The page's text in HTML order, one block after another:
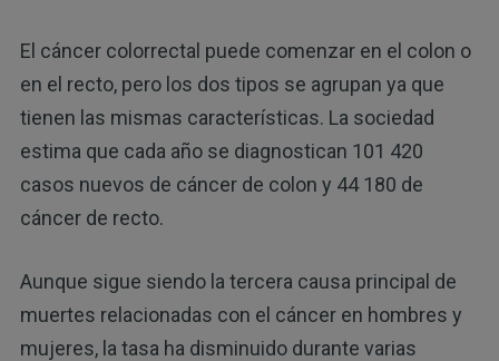
El cáncer colorrectal puede comenzar en el colon o
en el recto, pero los dos tipos se agrupan ya que
tienen las mismas características. La sociedad
estima que cada año se diagnostican 101 420
casos nuevos de cáncer de colon y 44 180 de
cáncer de recto.
Aunque sigue siendo la tercera causa principal de
muertes relacionadas con el cáncer en hombres y
mujeres, la tasa ha disminuido durante varias